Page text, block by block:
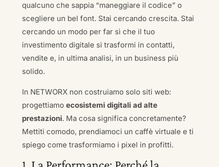
qualcuno che sappia “maneggiare il codice” o
scegliere un bel font. Stai cercando crescita. Stai
cercando un modo per far sì che il tuo
investimento digitale si trasformi in contatti,
vendite e, in ultima analisi, in un business più
solido.
In NETWORX non costruiamo solo siti web:
progettiamo ecosistemi digitali ad alte
prestazioni. Ma cosa significa concretamente?
Mettiti comodo, prendiamoci un caffè virtuale e ti
spiego come trasformiamo i pixel in profitti.